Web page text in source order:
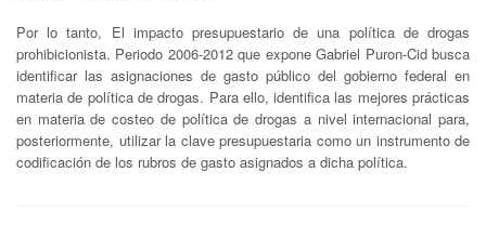
Por lo tanto, El impacto presupuestario de una política de drogas
prohibicionista. Periodo 2006-2012 que expone Gabriel Puron-Cid busca
identificar las asignaciones de gasto público del gobierno federal en
materia de política de drogas. Para ello, identifica las mejores prácticas
en materia de costeo de política de drogas a nivel internacional para,
posteriormente, utilizar la clave presupuestaria como un instrumento de
codificación de los rubros de gasto asignados a dicha política.